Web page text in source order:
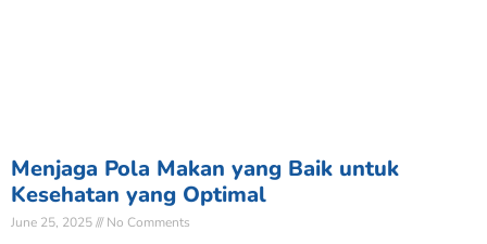
Menjaga Pola Makan yang Baik untuk
Kesehatan yang Optimal
June 25, 2025 No Comments